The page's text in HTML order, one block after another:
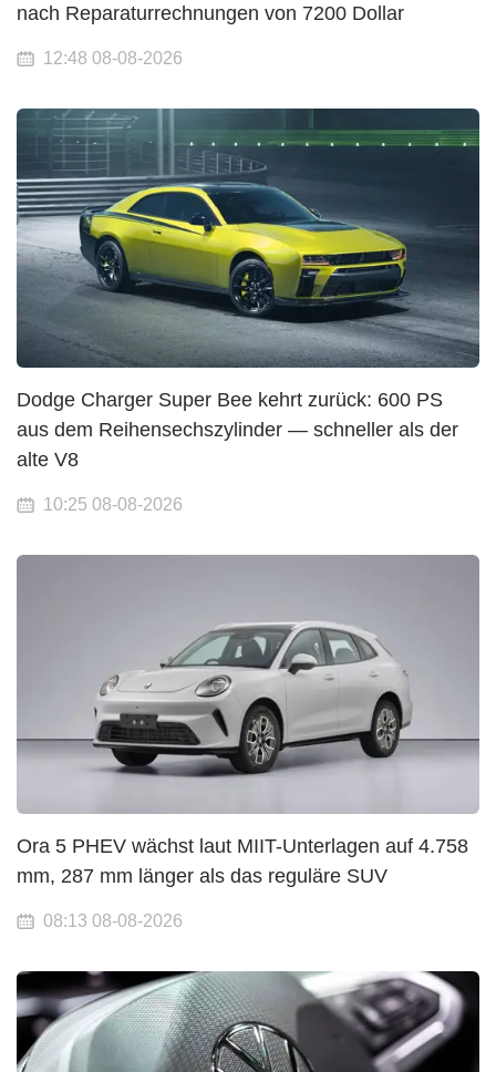
nach Reparaturrechnungen von 7200 Dollar
12:48 08-08-2026
Dodge Charger Super Bee kehrt zurück: 600 PS
aus dem Reihensechszylinder — schneller als der
alte V8
10:25 08-08-2026
Ora 5 PHEV wächst laut MIIT-Unterlagen auf 4.758
mm, 287 mm länger als das reguläre SUV
08:13 08-08-2026